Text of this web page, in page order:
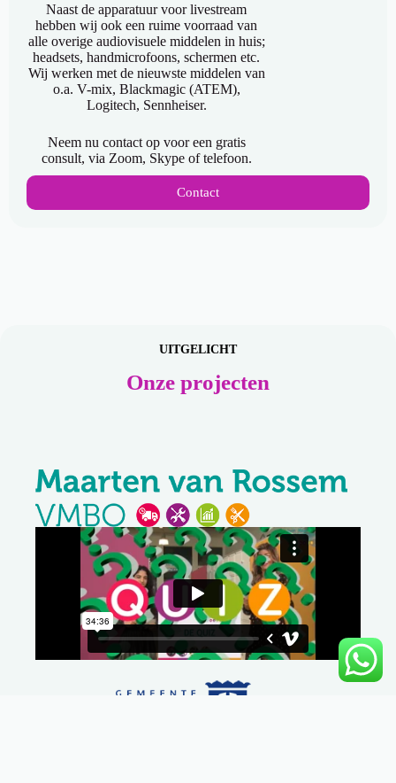
Naast de apparatuur voor livestream
hebben wij ook een ruime voorraad van
alle overige audiovisuele middelen in huis;
headsets, handmicrofoons, schermen etc.
Wij werken met de nieuwste middelen van
o.a. V-mix, Blackmagic (ATEM),
Logitech, Sennheiser.
Neem nu contact op voor een gratis
consult, via Zoom, Skype of telefoon.
Contact
UITGELICHT
Onze projecten